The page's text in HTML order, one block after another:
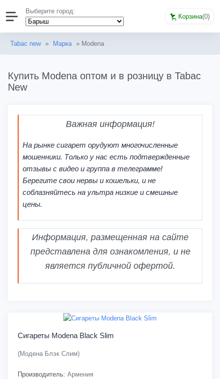
Выберите город:
Корзина(0)
Tabac new » Марка » Modena
Купить Modena оптом и в розницу в Tabac
New
Важная информация!
На рынке сигарет орудуют многочисленные
мошенники. Только у нас есть подтвержденные
отзывы с видео и группа в телеграмме!
Берегите свои нервы и кошельки, и не
соблазняйтесь на ультра низкие и смешные
цены.
Информация, размещенная на сайте
представлена для ознакомления, и не
является публичной офертой.
Сигареты Modena Black Slim
(Модена Блэк Слим)
Производитель: Армения